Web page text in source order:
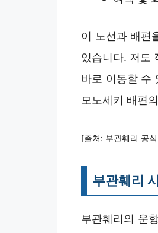
이 노선과 배편
있습니다. 저도
바로 이동할 수
모노세키 배편
[출처: 부관훼리 공
부관훼리
부관훼리의 운